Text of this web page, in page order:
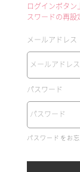
ログインボタン
スワードの再設
メールアドレス
パスワード
パスワードをお